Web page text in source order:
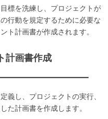
標を洗練し、プロジェクトが
行動を規定するために必要な
ト計画書が作成されます。
計画書作成
義し、プロジェクトの実行、
た計画書を作成します。